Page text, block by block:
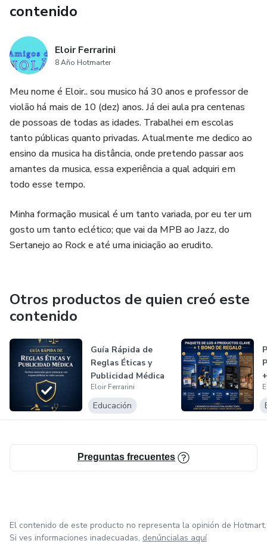
contenido
Eloir Ferrarini
8 Año Hotmarter
Meu nome é Eloir.. sou musico há 30 anos e professor de
violão há mais de 10 (dez) anos. Já dei aula pra centenas
de possoas de todas as idades. Trabalhei em escolas
tanto públicas quanto privadas. Atualmente me dedico ao
ensino da musica ha distância, onde pretendo passar aos
amantes da musica, essa experiência a qual adquiri em
todo esse tempo.
Minha formação musical é um tanto variada, por eu ter um
gosto um tanto eclético; que vai da MPB ao Jazz, do
Sertanejo ao Rock e até uma iniciação ao erudito.
Otros productos de quien creó este
contenido
Guía Rápida de
Reglas Éticas y
Publicidad Médica
Eloir Ferrarini
Educación
Preguntas frecuentes
El contenido de este producto no representa la opinión de Hotmart.
Si ves informaciones inadecuadas, denúncialas aquí